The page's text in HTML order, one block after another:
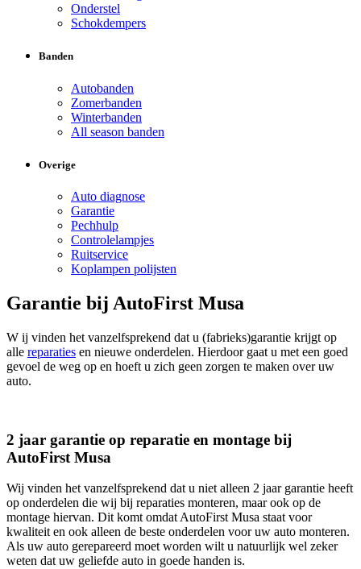
Onderstel
Schokdempers
Banden
Autobanden
Zomerbanden
Winterbanden
All season banden
Overige
Auto diagnose
Garantie
Pechhulp
Controlelampjes
Ruitservice
Koplampen polijsten
Garantie bij AutoFirst Musa
W ij vinden het vanzelfsprekend dat u (fabrieks)garantie krijgt op
alle reparaties en nieuwe onderdelen. Hierdoor gaat u met een goed
gevoel de weg op en hoeft u zich geen zorgen te maken over uw
auto.
2 jaar garantie op reparatie en montage bij
AutoFirst Musa
Wij vinden het vanzelfsprekend dat u niet alleen 2 jaar garantie heeft
op onderdelen die wij bij reparaties monteren, maar ook op de
montage hiervan. Dit komt omdat AutoFirst Musa staat voor
kwaliteit en ook alleen de beste onderdelen voor uw auto monteren.
Als uw auto gerepareerd moet worden wilt u natuurlijk wel zeker
weten dat uw geliefde auto in goede handen is.